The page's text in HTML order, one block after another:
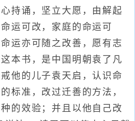
持诵，坚立大愿，由解起
运可改，家庭的命运可
运亦可随之改善，愿有志
本书，是中国明朝袁了凡
他的儿子袁天启，认识命
标准，改过迁善的方法，
的效验；并且以他自己改